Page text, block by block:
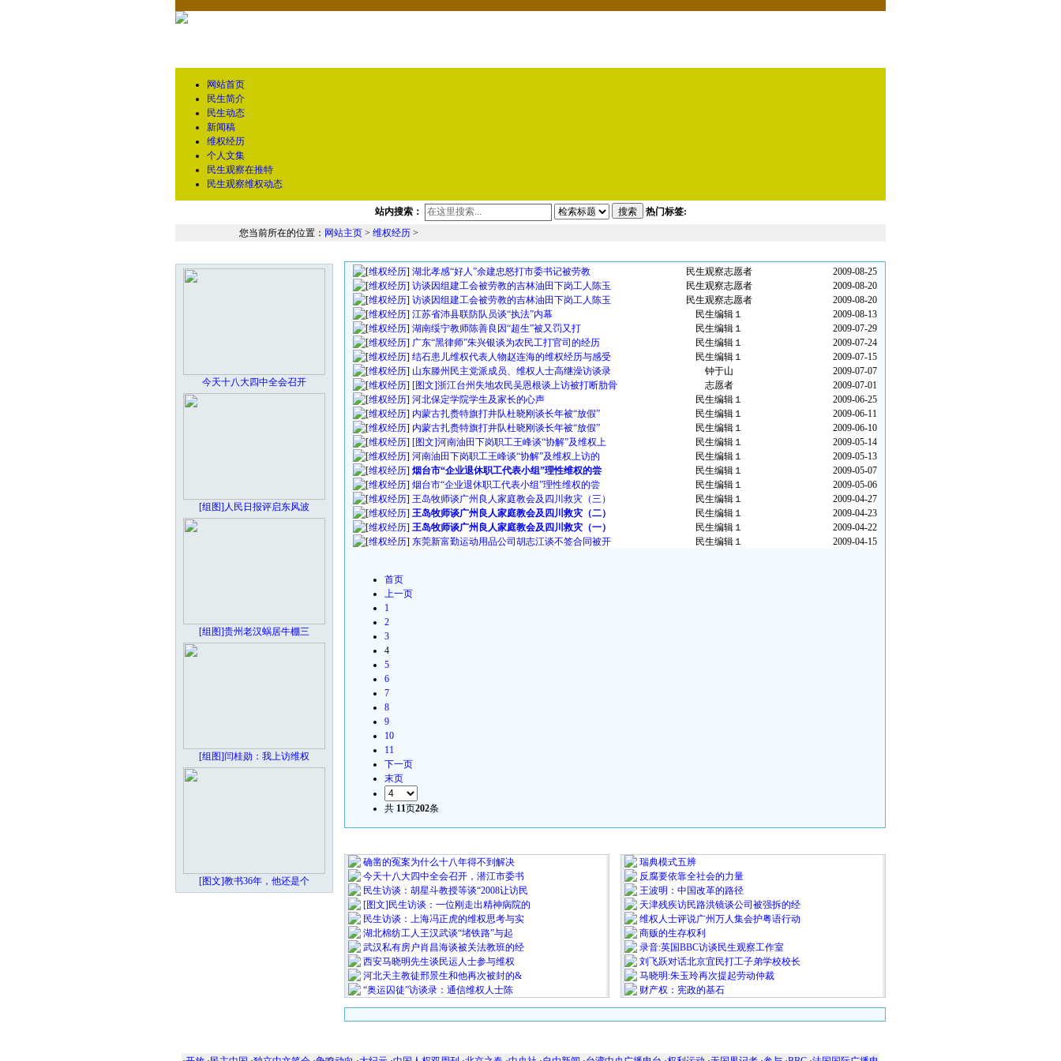
网站首页
民生简介
民生动态
新闻稿
维权经历
个人文集
民生观察在推特
民生观察维权动态
站内搜索： 搜索
热门标签:
您当前所在的位置： 网站主页 > 维权经历 >
今天十八大四中全会召开
[组图]人民日报评启东风波
[组图]贵州老汉蜗居牛棚三
[组图]闫桂勋：我上访维权
[图文]教书36年，他还是个
[维权经历] 湖北孝感“好人”余建忠怒打市委书记被劳教 民生观察志愿者
2009-08-25
[维权经历] 访谈因组建工会被劳教的吉林油田下岗工人陈玉 民生观察志愿者
2009-08-20
[维权经历] 访谈因组建工会被劳教的吉林油田下岗工人陈玉 民生观察志愿者
2009-08-20
[维权经历] 江苏省沛县联防队员谈“执法”内幕 民生编辑１
2009-08-13
[维权经历] 湖南绥宁教师陈善良因“超生”被又罚又打 民生编辑１
2009-07-29
[维权经历] 广东“黑律师”朱兴银谈为农民工打官司的经历 民生编辑１
2009-07-24
[维权经历] 结石患儿维权代表人物赵连海的维权经历与感受 民生编辑１
2009-07-15
[维权经历] 山东滕州民主党派成员、维权人士高继澡访谈录 钟于山
2009-07-07
[维权经历] [图文]浙江台州失地农民吴恩根谈上访被打断肋骨 志愿者
2009-07-01
[维权经历] 河北保定学院学生及家长的心声 民生编辑１
2009-06-25
[维权经历] 内蒙古扎赉特旗打井队杜晓刚谈长年被“放假” 民生编辑１
2009-06-11
[维权经历] 内蒙古扎赉特旗打井队杜晓刚谈长年被“放假” 民生编辑１
2009-06-10
[维权经历] [图文]河南油田下岗职工王峰谈“协解”及维权上 民生编辑１
2009-05-14
[维权经历] 河南油田下岗职工王峰谈“协解”及维权上访的 民生编辑１
2009-05-13
[维权经历] 烟台市“企业退休职工代表小组”理性维权的尝 民生编辑１
2009-05-07
[维权经历] 烟台市“企业退休职工代表小组”理性维权的尝 民生编辑１
2009-05-06
[维权经历] 王岛牧师谈广州良人家庭教会及四川救灾（三） 民生编辑１
2009-04-27
[维权经历] 王岛牧师谈广州良人家庭教会及四川救灾（二） 民生编辑１
2009-04-23
[维权经历] 王岛牧师谈广州良人家庭教会及四川救灾（一） 民生编辑１
2009-04-22
[维权经历] 东莞新富勤运动用品公司胡志江谈不签合同被开 民生编辑１ 2009-04-15
首页
上一页
1
2
3
4
5
6
7
8
9
10
11
下一页
末页
共 11页202条
确凿的冤案为什么十八年得不到解决
今天十八大四中全会召开，潜江市委书
民生访谈：胡星斗教授等谈“2008让访民
[图文]民生访谈：一位刚走出精神病院的
民生访谈：上海冯正虎的维权思考与实
湖北棉纺工人王汉武谈“堵铁路”与起
武汉私有房户肖昌海谈被关法教班的经
西安马晓明先生谈民运人士参与维权
河北天主教徒邢景生和他再次被封的&
“奥运囚徒”访谈录：通信维权人士陈
瑞典模式五辨
反腐要依靠全社会的力量
王波明：中国改革的路径
天津残疾访民路洪镜谈公司被强拆的经
维权人士评说广州万人集会护粤语行动
商贩的生存权利
录音:英国BBC访谈民生观察工作室
刘飞跃对话北京宜民打工子弟学校校长
马晓明:朱玉玲再次提起劳动仲裁
财产权：宪政的基石